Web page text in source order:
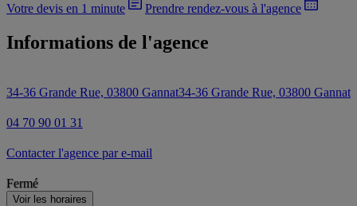
Votre devis en 1 minute Prendre rendez-vous à l'agence
Informations de l'agence
34-36 Grande Rue, 03800 Gannat34-36 Grande Rue, 03800 Gannat
04 70 90 01 31
Contacter l'agence par e-mail
Fermé
Voir les horaires